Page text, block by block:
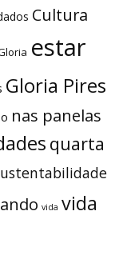
Cultura
estar
Gloria Pires
nas panelas
quarta
vida vida